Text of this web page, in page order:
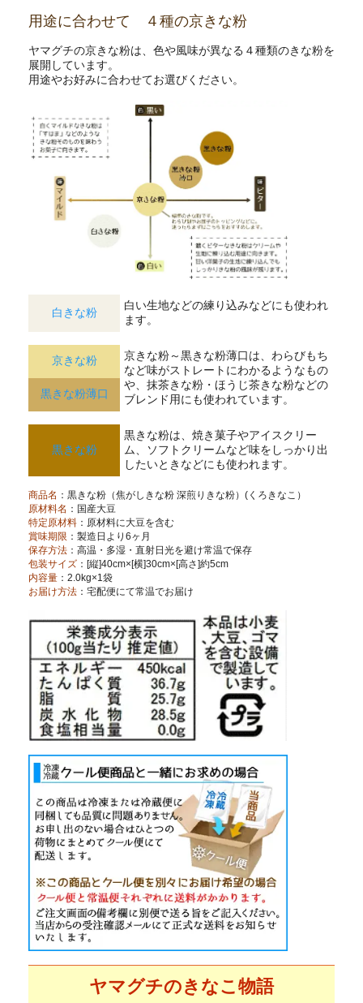
用途に合わせて ４種の京きな粉
ヤマグチの京きな粉は、色や風味が異なる４種類のきな粉を
展開しています。
用途やお好みに合わせてお選びください。
白きな粉
白い生地などの練り込みなどにも使われ
ます。
京きな粉
京きな粉～黒きな粉薄口は、わらびもち
など味がストレートにわかるようなもの
や、抹茶きな粉・ほうじ茶きな粉などの
ブレンド用にも使われています。
黒きな粉薄口
黒きな粉
黒きな粉は、焼き菓子やアイスクリー
ム、ソフトクリームなど味をしっかり出
したいときなどにも使われます。
商品名 ：黒きな粉（焦がしきな粉 深煎りきな粉）(くろきなこ）
原材料名 ：国産大豆
特定原材料 ：原材料に大豆を含む
賞味期限 ：製造日より6ヶ月
保存方法 ：高温・多湿・直射日光を避け常温で保存
包装サイズ ：[縦]40cm×[横]30cm×[高さ]約5cm
内容量 ：2.0kg×1袋
お届け方法 ：宅配便にて常温でお届け
ヤマグチのきなこ物語